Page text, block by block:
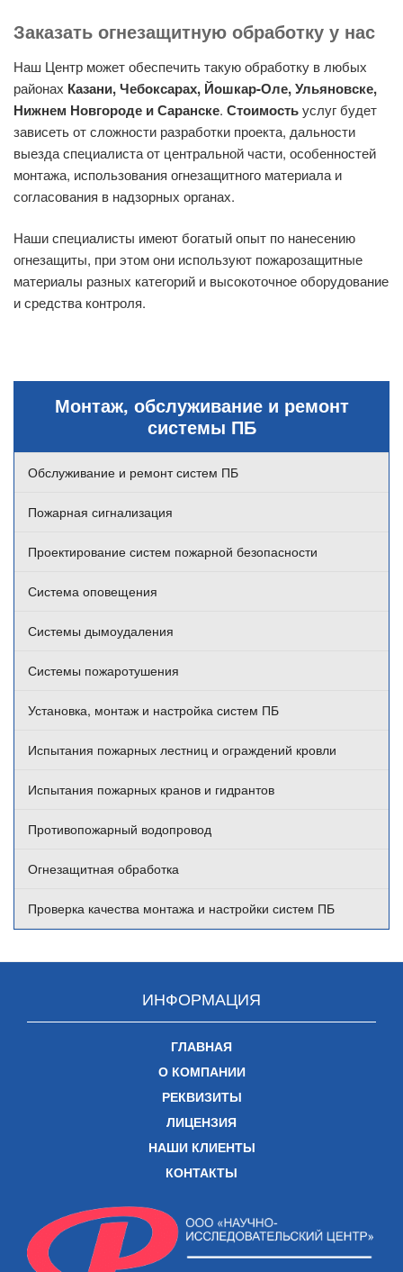
Монтаж, обслуживание и ремонт
системы ПБ
Обслуживание и ремонт систем ПБ
Пожарная сигнализация
Проектирование систем пожарной безопасности
Система оповещения
Системы дымоудаления
Системы пожаротушения
Установка, монтаж и настройка систем ПБ
Испытания пожарных лестниц и ограждений кровли
Испытания пожарных кранов и гидрантов
Противопожарный водопровод
Огнезащитная обработка
Проверка качества монтажа и настройки систем ПБ
Заказать огнезащитную обработку у нас
Наш Центр может обеспечить такую обработку в любых
районах Казани, Чебоксарах, Йошкар-Оле, Ульяновске,
Нижнем Новгороде и Саранске. Стоимостьуслуг будет
зависеть от сложности разработки проекта, дальности
выезда специалиста от центральной части, особенностей
монтажа, использования огнезащитного материала и
согласования в надзорных органах.
Наши специалисты имеют богатый опыт по нанесению
огнезащиты, при этом они используют пожарозащитные
материалы разных категорий и высокоточное оборудование
и средства контроля.
ИНФОРМАЦИЯ
ГЛАВНАЯ
О КОМПАНИИ
РЕКВИЗИТЫ
ЛИЦЕНЗИЯ
НАШИ КЛИЕНТЫ
КОНТАКТЫ